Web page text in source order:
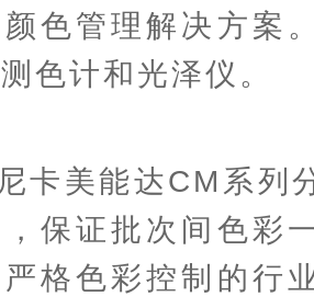
色管理解决方案
色计和光泽仪。
卡美能达CM系列
保证批次间色彩
格色彩控制的行